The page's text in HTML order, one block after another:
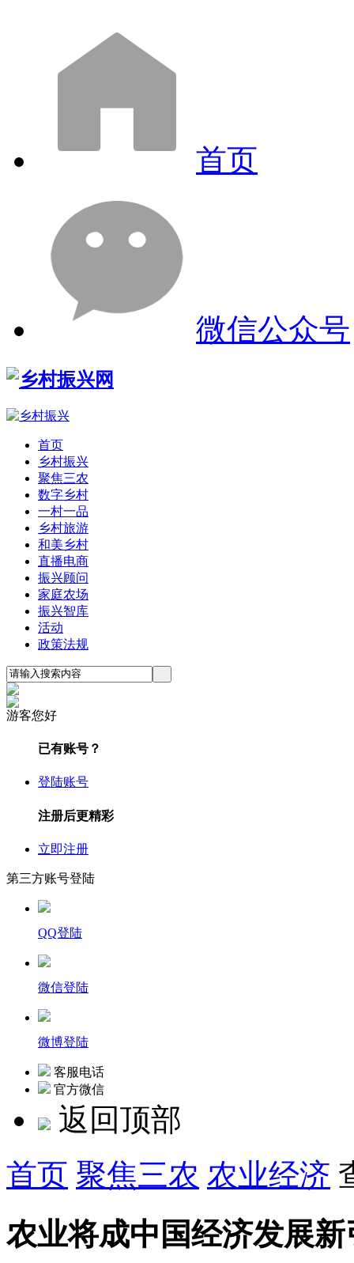
首页
微信公众号
首页
乡村振兴
聚焦三农
数字乡村
一村一品
乡村旅游
和美乡村
直播电商
振兴顾问
家庭农场
振兴智库
活动
政策法规
游客您好
已有账号？
登陆账号
注册后更精彩
立即注册
第三方账号登陆
QQ登陆
微信登陆
微博登陆
客服电话
官方微信
返回顶部
首页 聚焦三农 农业经济
农业将成中国经济发展新